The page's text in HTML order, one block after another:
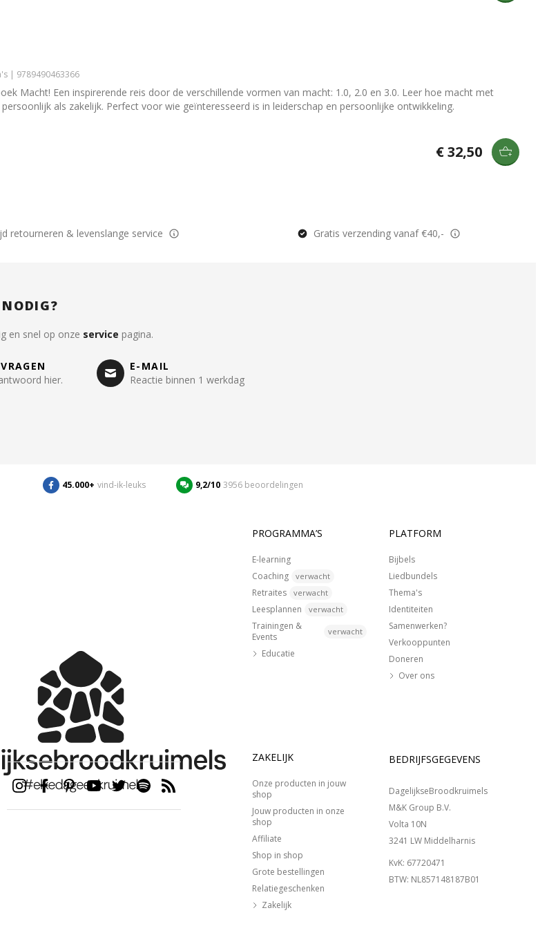
| 9789490463366
Macht! Een inspirerende reis door de verschillende vormen van macht: 1.0, 2.0 en 3.0. Leer hoe macht met
als zakelijk. Perfect voor wie geïnteresseerd is in leiderschap en persoonlijke ontwikkeling.
€ 32,50
retourneren & levenslange service Gratis verzending vanaf €40,-
en snel op onze service pagina.
hier.
E-MAIL
Reactie binnen 1 werkdag
45.000+ vind-ik-leuks 9,2/10 3956 beoordelingen
PROGRAMMA’S
E-learning
Coaching
verwacht
Retraites verwacht
Leesplannen verwacht
Trainingen &
Events
verwacht
Educatie
PLATFORM
Bijbels
Liedbundels
Thema's
Identiteiten
Samenwerken?
Verkooppunten
Doneren
Over ons
ZAKELIJK
Onze producten in jouw
shop
Jouw producten in onze
shop
Affiliate
Shop in shop
Grote bestellingen
Relatiegeschenken
Zakelijk
BEDRIJFSGEGEVENS
DagelijkseBroodkruimels
M&K Group B.V.
Volta 10N
3241 LW Middelharnis
KvK: 67720471
BTW: NL857148187B01